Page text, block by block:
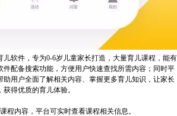
儿软件，专为0-6岁儿童家长打造，大量育儿课程，能有
件配备搜索功能，方便用户快速查找所需内容；同时平
助用户全面了解相关内容、掌握更多育儿知识，让家长
得优质的育儿体验。
程内容，平台可实时查看课程相关信息。